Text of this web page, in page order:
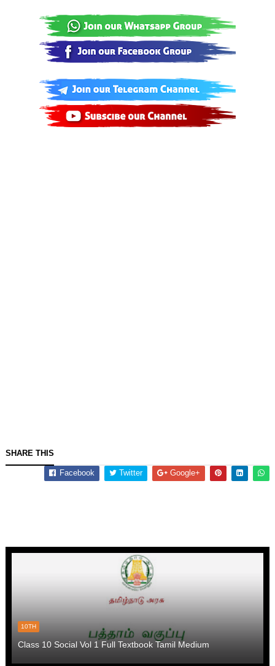
SHARE THIS
Facebook Twitter Google+
10TH
Class 10 Social Vol 1 Full Textbook Tamil Medium